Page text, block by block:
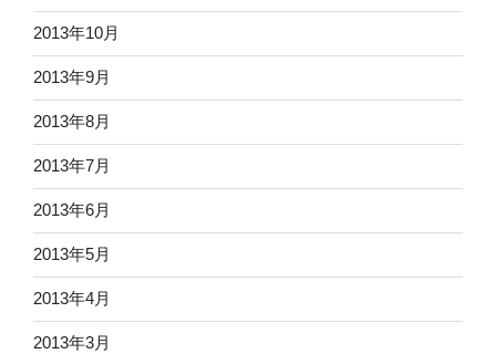
2013年10月
2013年9月
2013年8月
2013年7月
2013年6月
2013年5月
2013年4月
2013年3月